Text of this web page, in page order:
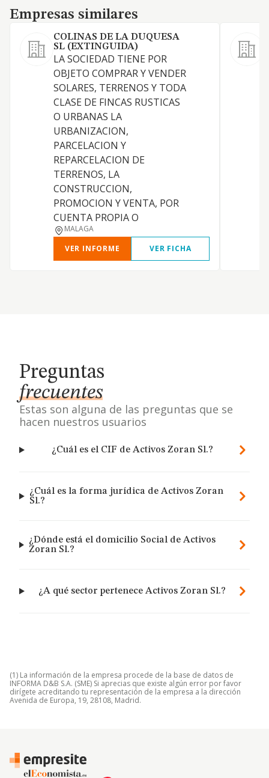
Empresas similares
Empresas similares
COLINAS DE LA DUQUESA
SL (EXTINGUIDA)
LA SOCIEDAD TIENE POR
OBJETO COMPRAR Y VENDER
SOLARES, TERRENOS Y TODA
CLASE DE FINCAS RUSTICAS
O URBANAS LA
URBANIZACION,
PARCELACION Y
REPARCELACION DE
TERRENOS, LA
CONSTRUCCION,
PROMOCION Y VENTA, POR
CUENTA PROPIA O
MALAGA
VER INFORME
VER FICHA
Preguntas
frecuentes
Estas son alguna de las preguntas que se
hacen nuestros usuarios
¿Cuál es el CIF de Activos Zoran Sl.?
¿Cuál es la forma jurídica de Activos Zoran
Sl.?
¿Dónde está el domicilio Social de Activos
Zoran Sl.?
¿A qué sector pertenece Activos Zoran Sl.?
(1) La información de la empresa procede de la base de datos de
INFORMA D&B S.A. (SME) Si aprecias que existe algún error por favor
dirígete acreditando tu representación de la empresa a la dirección
Avenida de Europa, 19, 28108, Madrid.